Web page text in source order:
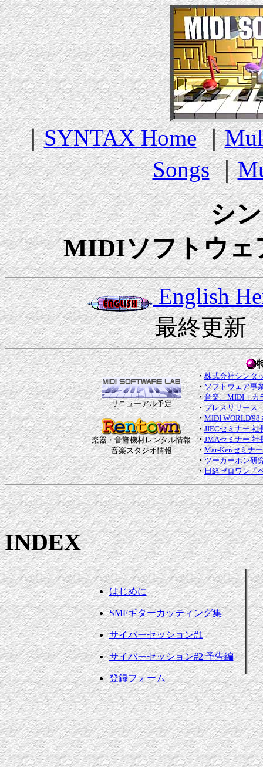
｜SYNTAX Home｜
Songs｜
シ
MIDIソフトウェ
English
最終更新
リニューアル予定
楽器・音響機材レンタル情報
音楽スタジオ情報
・株式会社シンタ
・ソフトウェア事
・音楽、MIDI・カ
・プレスリリース
・MIDI WORLD'98
・JIECセミナー 社
・JMAセミナー 社
・Mar-Kenセミナ
・ツーカーホン研
・日経ゼロワン「
INDEX
はじめに
SMFギターカッティング集
サイバーセッション#1
サイバーセッション#2 予告編
登録フォーム